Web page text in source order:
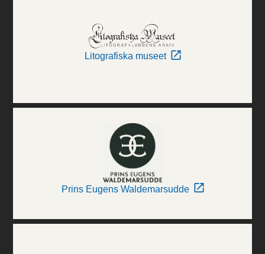
Litografiska museet
Prins Eugens Waldemarsudde